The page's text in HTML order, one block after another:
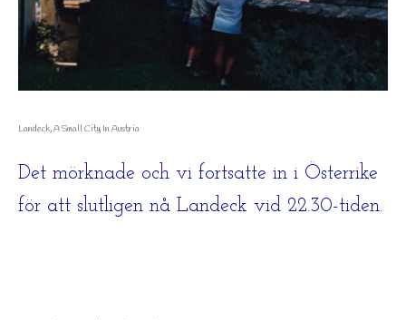
Landeck, A Small City In Austria
Det mörknade och vi fortsatte in i Österrike
för att slutligen nå Landeck vid 22.30-tiden.